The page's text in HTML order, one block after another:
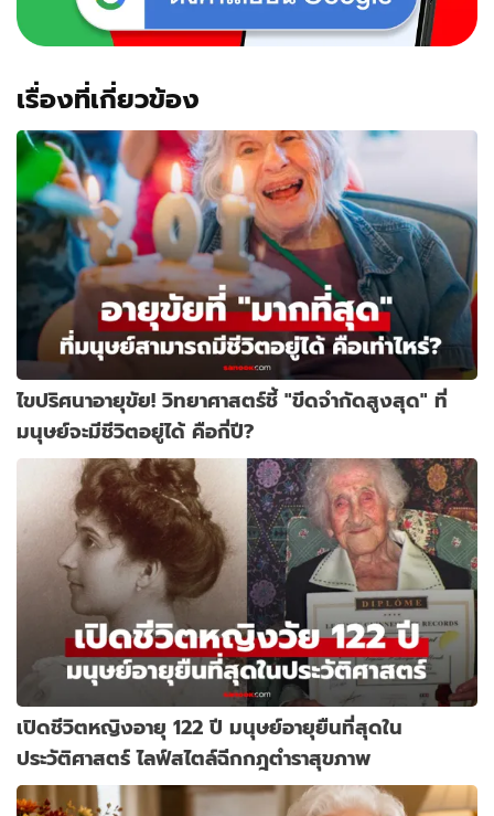
เรื่องที่เกี่ยวข้อง
ไขปริศนาอายุขัย! วิทยาศาสตร์ชี้ "ขีดจำกัดสูงสุด" ที่
มนุษย์จะมีชีวิตอยู่ได้ คือกี่ปี?
เปิดชีวิตหญิงอายุ 122 ปี มนุษย์อายุยืนที่สุดใน
ประวัติศาสตร์ ไลฟ์สไตล์ฉีกกฎตำราสุขภาพ